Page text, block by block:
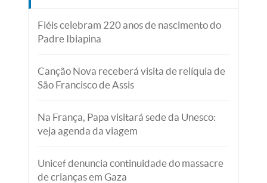
Fiéis celebram 220 anos de nascimento do
Padre Ibiapina
Canção Nova receberá visita de relíquia de
São Francisco de Assis
Na França, Papa visitará sede da Unesco:
veja agenda da viagem
Unicef denuncia continuidade do massacre
de crianças em Gaza